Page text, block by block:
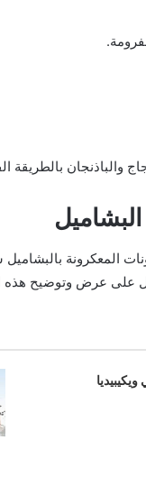
والباذنجان بالطريقة
المعكرونة
على عرض وتوضيح هذه